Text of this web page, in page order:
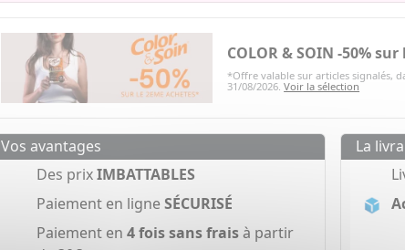
COLOR & SOIN -50%
*Offre valable sur articles signalés,
31/08/2026.Voir la sélection
Vos avantages
Des prixIMBATTABLES
Paiement en ligneSÉCURISÉ
Paiement en 4 fois sans fraisà partir
La